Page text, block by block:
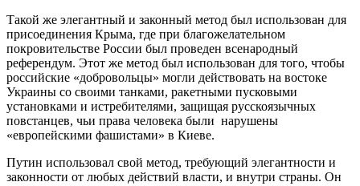
Такой же элегантный и законный метод был использован для
присоединения Крыма, где при благожелательном
покровительстве России был проведен всенародный
референдум. Этот же метод был использован для того, чтобы
российские «добровольцы» могли действовать на востоке
Украины со своими танками, ракетными пусковыми
установками и истребителями, защищая русскоязычных
повстанцев, чьи права человека были нарушены
«европейскими фашистами» в Киеве.
Путин использовал свой метод, требующий элегантности и
законности от любых действий власти, и внутри страны. Он